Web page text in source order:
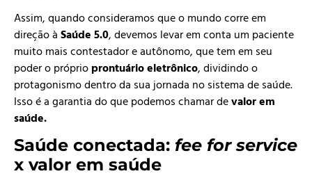
Assim, quando consideramos que o mundo corre em
direção à Saúde 5.0, devemos levar em conta um paciente
muito mais contestador e autônomo, que tem em seu
poder o próprio prontuário eletrônico, dividindo o
protagonismo dentro da sua jornada no sistema de saúde.
Isso é a garantia do que podemos chamar devalor em
saúde.
Saúde conectada: fee for service
x valor em saúde